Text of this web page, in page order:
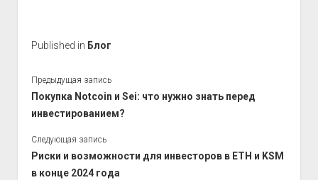
Published in Блог
Предыдущая запись
Покупка Notcoin и Sei: что нужно знать перед
инвестированием?
Следующая запись
Риски и возможности для инвесторов в ETH и KSM
в конце 2024 года